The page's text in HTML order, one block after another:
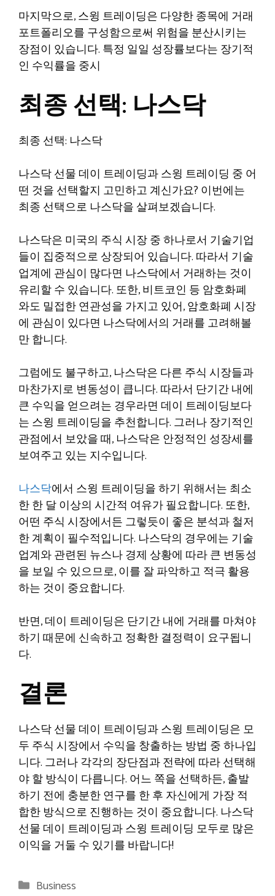
마지막으로, 스윙 트레이딩은 다양한 종목에 거래
포트폴리오를 구성함으로써 위험을 분산시키는
장점이 있습니다. 특정 일일 성장률보다는 장기적
인 수익률을 중시
최종 선택: 나스닥
최종 선택: 나스닥
나스닥 선물 데이 트레이딩과 스윙 트레이딩 중 어
떤 것을 선택할지 고민하고 계신가요? 이번에는
최종 선택으로 나스닥을 살펴보겠습니다.
나스닥은 미국의 주식 시장 중 하나로서 기술기업
들이 집중적으로 상장되어 있습니다. 따라서 기술
업계에 관심이 많다면 나스닥에서 거래하는 것이
유리할 수 있습니다. 또한, 비트코인 등 암호화폐
와도 밀접한 연관성을 가지고 있어, 암호화폐 시장
에 관심이 있다면 나스닥에서의 거래를 고려해볼
만 합니다.
그럼에도 불구하고, 나스닥은 다른 주식 시장들과
마찬가지로 변동성이 큽니다. 따라서 단기간 내에
큰 수익을 얻으려는 경우라면 데이 트레이딩보다
는 스윙 트레이딩을 추천합니다. 그러나 장기적인
관점에서 보았을 때, 나스닥은 안정적인 성장세를
보여주고 있는 지수입니다.
나스닥에서 스윙 트레이딩을 하기 위해서는 최소
한 한 달 이상의 시간적 여유가 필요합니다. 또한,
어떤 주식 시장에서든 그렇듯이 좋은 분석과 철저
한 계획이 필수적입니다. 나스닥의 경우에는 기술
업계와 관련된 뉴스나 경제 상황에 따라 큰 변동성
을 보일 수 있으므로, 이를 잘 파악하고 적극 활용
하는 것이 중요합니다.
반면, 데이 트레이딩은 단기간 내에 거래를 마쳐야
하기 때문에 신속하고 정확한 결정력이 요구됩니
다.
결론
나스닥 선물 데이 트레이딩과 스윙 트레이딩은 모
두 주식 시장에서 수익을 창출하는 방법 중 하나입
니다. 그러나 각각의 장단점과 전략에 따라 선택해
야 할 방식이 다릅니다. 어느 쪽을 선택하든, 출발
하기 전에 충분한 연구를 한 후 자신에게 가장 적
합한 방식으로 진행하는 것이 중요합니다. 나스닥
선물 데이 트레이딩과 스윙 트레이딩 모두로 많은
이익을 거둘 수 있기를 바랍니다!
Categories
Business